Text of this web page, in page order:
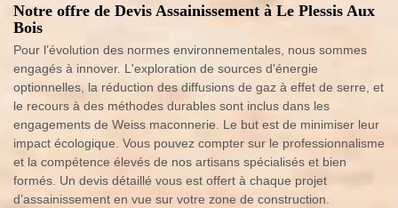
Notre offre de Devis Assainissement à Le Plessis Aux
Bois
Pour l’évolution des normes environnementales, nous sommes
engagés à innover. L'exploration de sources d'énergie
optionnelles, la réduction des diffusions de gaz à effet de serre, et
le recours à des méthodes durables sont inclus dans les
engagements de Weiss maconnerie. Le but est de minimiser leur
impact écologique. Vous pouvez compter sur le professionnalisme
et la compétence élevés de nos artisans spécialisés et bien
formés. Un devis détaillé vous est offert à chaque projet
d’assainissement en vue sur votre zone de construction.